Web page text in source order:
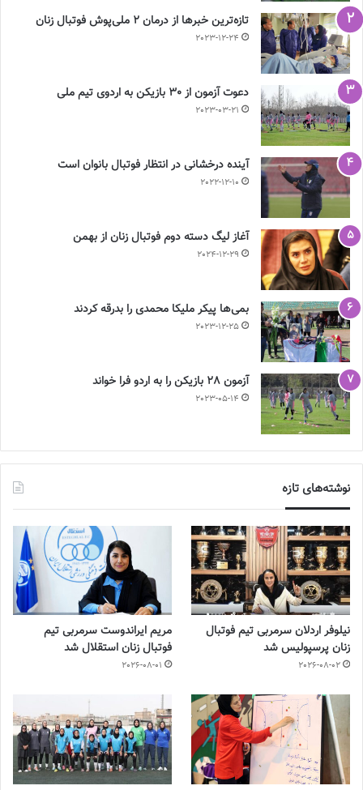
تازه‌ترین خبرها از درمان ۲ ملی‌پوش فوتبال زنان
2023-12-24
دعوت آزمون از 30 بازیکن به اردوی تیم ملی
2023-03-21
آینده درخشانی در انتظار فوتبال بانوان است
2022-12-10
آغاز لیگ دسته دوم فوتبال زنان از بهمن
2024-12-29
بمی‌ها پیکر ملیکا محمدی را بدرقه کردند
2023-12-25
آزمون 28 بازیکن را به اردو فرا خواند
2023-05-14
نوشته‌های تازه
نیلوفر اردلان سرمربی تیم فوتبال
زنان پرسپولیس شد
2026-08-02
مریم ایراندوست سرمربی تیم
فوتبال زنان استقلال شد
2026-08-01